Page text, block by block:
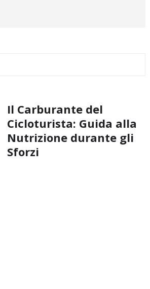
Il Carburante del
Cicloturista: Guida alla
Nutrizione durante gli
Sforzi